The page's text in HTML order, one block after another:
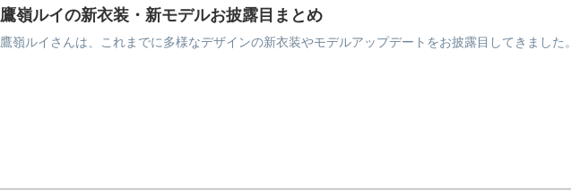
鷹嶺ルイの新衣装・新モデルお披露目まとめ
鷹嶺ルイさんは、これまでに多様なデザインの新衣装やモデルアップデートをお披露目してきました。